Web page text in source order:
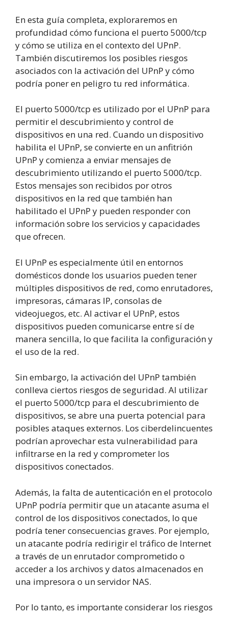
En esta guía completa, exploraremos en
profundidad cómo funciona el puerto 5000/tcp
y cómo se utiliza en el contexto del UPnP.
También discutiremos los posibles riesgos
asociados con la activación del UPnP y cómo
podría poner en peligro tu red informática.
El puerto 5000/tcp es utilizado por el UPnP para
permitir el descubrimiento y control de
dispositivos en una red. Cuando un dispositivo
habilita el UPnP, se convierte en un anfitrión
UPnP y comienza a enviar mensajes de
descubrimiento utilizando el puerto 5000/tcp.
Estos mensajes son recibidos por otros
dispositivos en la red que también han
habilitado el UPnP y pueden responder con
información sobre los servicios y capacidades
que ofrecen.
El UPnP es especialmente útil en entornos
domésticos donde los usuarios pueden tener
múltiples dispositivos de red, como enrutadores,
impresoras, cámaras IP, consolas de
videojuegos, etc. Al activar el UPnP, estos
dispositivos pueden comunicarse entre sí de
manera sencilla, lo que facilita la configuración y
el uso de la red.
Sin embargo, la activación del UPnP también
conlleva ciertos riesgos de seguridad. Al utilizar
el puerto 5000/tcp para el descubrimiento de
dispositivos, se abre una puerta potencial para
posibles ataques externos. Los ciberdelincuentes
podrían aprovechar esta vulnerabilidad para
infiltrarse en la red y comprometer los
dispositivos conectados.
Además, la falta de autenticación en el protocolo
UPnP podría permitir que un atacante asuma el
control de los dispositivos conectados, lo que
podría tener consecuencias graves. Por ejemplo,
un atacante podría redirigir el tráfico de Internet
a través de un enrutador comprometido o
acceder a los archivos y datos almacenados en
una impresora o un servidor NAS.
Por lo tanto, es importante considerar los riesgos